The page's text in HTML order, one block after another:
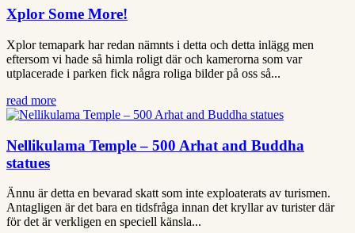
Xplor Some More!
Xplor temapark har redan nämnts i detta och detta inlägg men
eftersom vi hade så himla roligt där och kamerorna som var
utplacerade i parken fick några roliga bilder på oss så...
read more
Nellikulama Temple – 500 Arhat and Buddha
statues
Ännu är detta en bevarad skatt som inte exploaterats av turismen.
Antagligen är det bara en tidsfråga innan det kryllar av turister där
för det är verkligen en speciell känsla...